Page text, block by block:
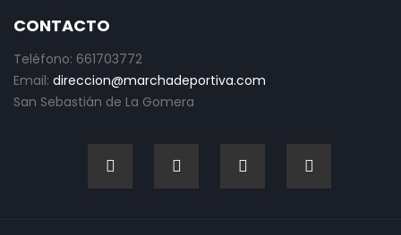
CONTACTO
Teléfono: 661703772
Email: direccion@marchadeportiva.com
San Sebastián de La Gomera